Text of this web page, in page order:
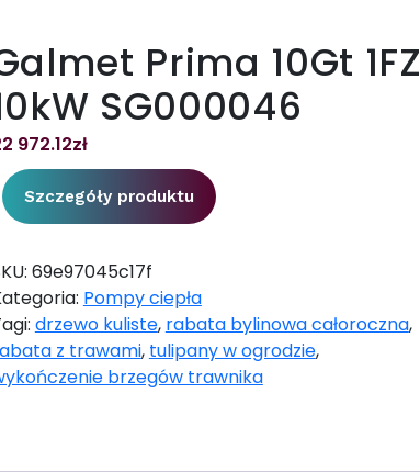
Prima 10Gt 1FZ
SG000046
972.12zł
Szczegóły produktu
69e97045c17f
Pompy ciepła
drzewo kuliste, rabata bylinowa całoroczna,
z trawami, tulipany w ogrodzie,
brzegów trawnika